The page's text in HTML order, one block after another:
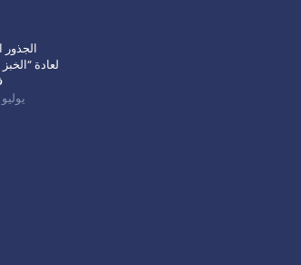
الجذور
لعادة
يوليو 3,